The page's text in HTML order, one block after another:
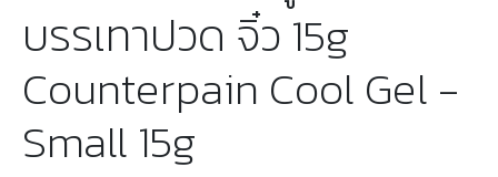
บรรเทาปวด จิ๋ว 15g
Counterpain Cool Gel -
Small 15g